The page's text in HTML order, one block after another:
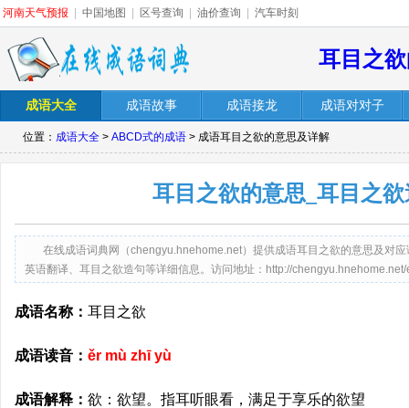
河南天气预报 中国地图 区号查询 油价查询 汽车时刻
耳目之
成语大全 成语故事 成语接龙 成语对对子
位置： 成语大全 > ABCD式的成语 > 成语耳目之欲的意思及详解
耳目之欲的意思_耳目之
在线成语词典网（chengyu.hnehome.net）提供成语耳目之欲的意思及对
英语翻译、耳目之欲造句等详细信息。访问地址：http://
成语名称： 耳目之欲
成语读音： ěr mù zhī yù
成语解释： 欲：欲望。指耳听眼看，满足于享乐的欲望